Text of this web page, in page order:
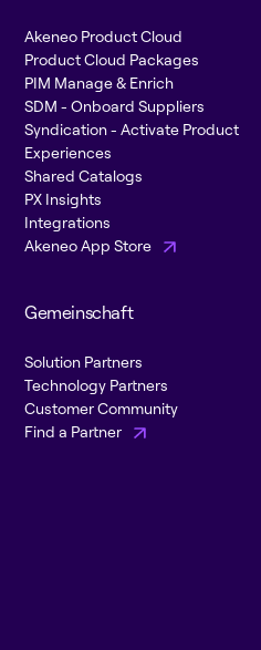
Akeneo Product Cloud
Product Cloud Packages
PIM Manage & Enrich
SDM - Onboard Suppliers
Syndication - Activate Product
Experiences
Shared Catalogs
PX Insights
Integrations
Akeneo App Store
Gemeinschaft
Solution Partners
Technology Partners
Customer Community
Find a Partner